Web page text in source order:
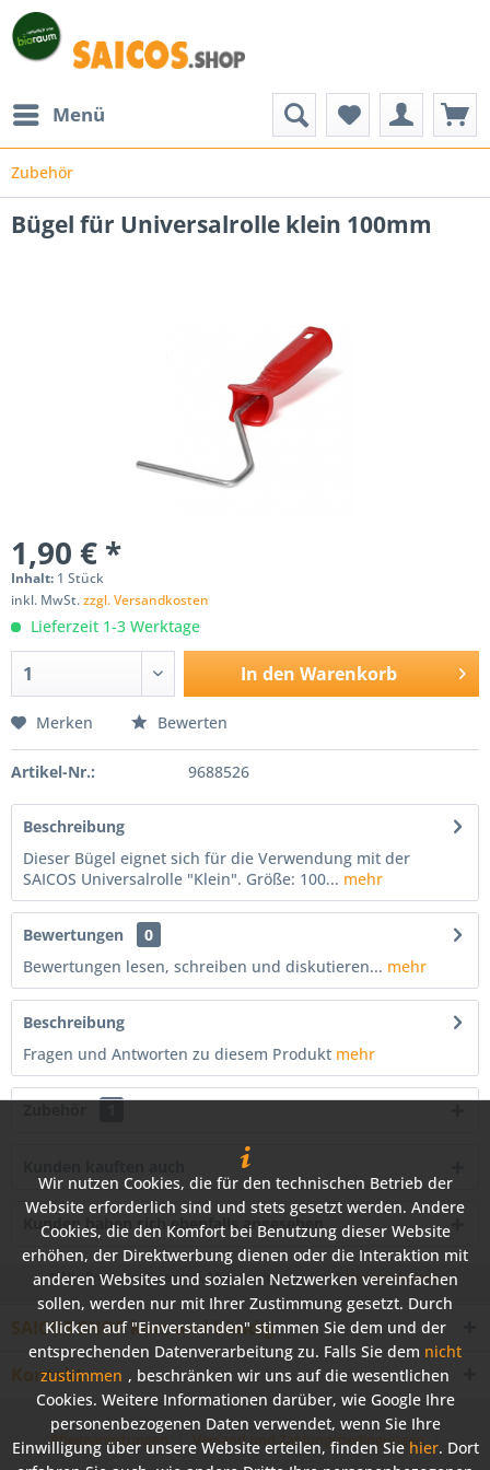
Menü
Zubehör
Bügel für Universalrolle klein 100mm
1,90 € *
Inhalt: 1 Stück
inkl. MwSt.zzgl. Versandkosten
Lieferzeit 1-3 Werktage
In den Warenkorb
Merken Bewerten
Artikel-Nr.: 9688526
Beschreibung
Dieser Bügel eignet sich für die Verwendung mit der
SAICOS Universalrolle "Klein". Größe: 100... mehr
Bewertungen
0
Bewertungen lesen, schreiben und diskutieren... mehr
Beschreibung
Fragen und Antworten zu diesem Produkt mehr
Kunden haben sich ebenfalls angesehen
* Alle Preise inkl. gesetzl. Mehrwertsteuer zzgl.Versandkosten
SAICOS SHOP kurz und bündig
Kontakt
Pflegeanleitungen
Versand und Zahlungsbedingungen
Wir nutzen Cookies, die für den technischen Betrieb der
Website erforderlich sind und stets gesetzt werden. Andere
Cookies, die den Komfort bei Benutzung dieser Website
erhöhen, der Direktwerbung dienen oder die Interaktion mit
anderen Websites und sozialen Netzwerken vereinfachen
sollen, werden nur mit Ihrer Zustimmung gesetzt. Durch
Klicken auf "Einverstanden" stimmen Sie dem und der
entsprechenden Datenverarbeitung zu. Falls Sie dem nicht
zustimmen , beschränken wir uns auf die wesentlichen
Cookies. Weitere Informationen darüber, wie Google Ihre
personenbezogenen Daten verwendet, wenn Sie Ihre
Einwilligung über unsere Website erteilen, finden Sie hier. Dort